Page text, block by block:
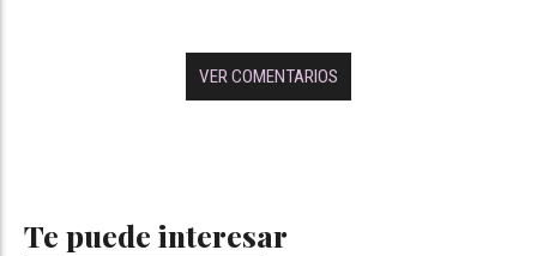
VER COMENTARIOS
Te puede interesar